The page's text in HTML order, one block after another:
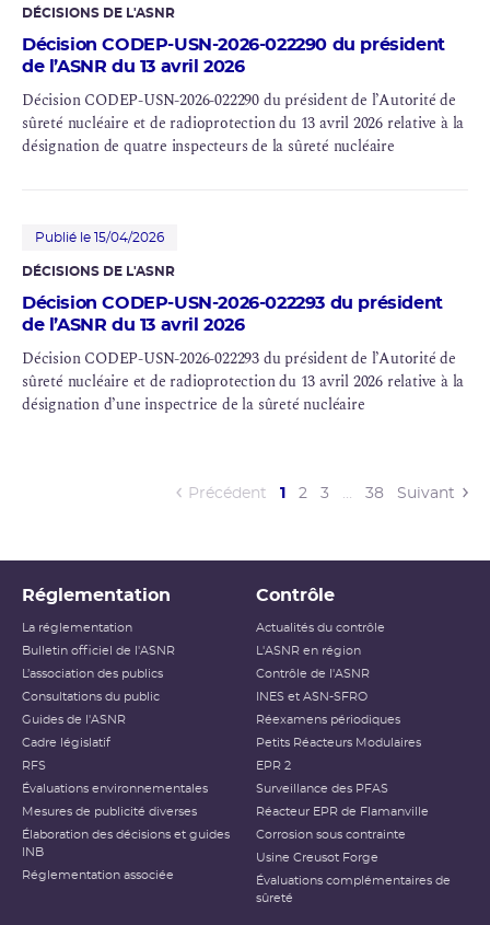
DÉCISIONS DE L'ASNR
Décision CODEP-USN-2026-022290 du président
de l’ASNR du 13 avril 2026
Décision CODEP-USN-2026-022290 du président de l’Autorité de
sûreté nucléaire et de radioprotection du 13 avril 2026 relative à la
désignation de quatre inspecteurs de la sûreté nucléaire
Publié le 15/04/2026
DÉCISIONS DE L'ASNR
Décision CODEP-USN-2026-022293 du président
de l’ASNR du 13 avril 2026
Décision CODEP-USN-2026-022293 du président de l’Autorité de
sûreté nucléaire et de radioprotection du 13 avril 2026 relative à la
désignation d’une inspectrice de la sûreté nucléaire
Précédent 1 (current)
2 3 … 38 Suivant
Réglementation
La réglementation
Bulletin officiel de l'ASNR
L’association des publics
Consultations du public
Guides de l'ASNR
Cadre législatif
RFS
Évaluations environnementales
Mesures de publicité diverses
Élaboration des décisions et guides
INB
Réglementation associée
Contrôle
Actualités du contrôle
L'ASNR en région
Contrôle de l'ASNR
INES et ASN-SFRO
Réexamens périodiques
Petits Réacteurs Modulaires
EPR 2
Surveillance des PFAS
Réacteur EPR de Flamanville
Corrosion sous contrainte
Usine Creusot Forge
Évaluations complémentaires de
sûreté